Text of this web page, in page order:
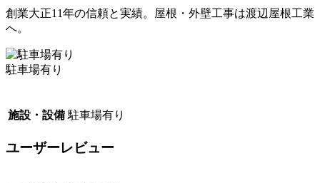
創業大正11年の信頼と実績。屋根・外壁工事は渡辺屋根工業
へ。
駐車場有り
施設・設備 駐車場有り
ユーザーレビュー